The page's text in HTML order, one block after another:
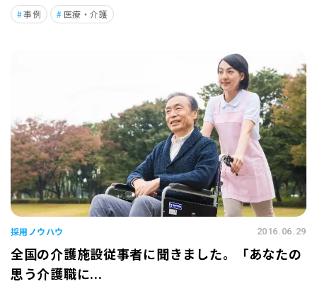
事例 医療・介護
採用ノウハウ 2016.06.29
全国の介護施設従事者に聞きました。「あなたの
思う介護職に...